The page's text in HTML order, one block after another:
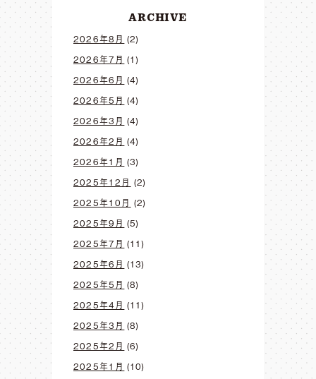
ARCHIVE
2026年8月 (2)
2026年7月 (1)
2026年6月 (4)
2026年5月 (4)
2026年3月 (4)
2026年2月 (4)
2026年1月 (3)
2025年12月 (2)
2025年10月 (2)
2025年9月 (5)
2025年7月 (11)
2025年6月 (13)
2025年5月 (8)
2025年4月 (11)
2025年3月 (8)
2025年2月 (6)
2025年1月 (10)